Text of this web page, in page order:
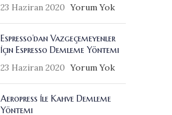
23 Haziran 2020 Yorum Yok
Espresso’dan Vazgeçemeyenler
İçin Espresso Demleme Yöntemi
23 Haziran 2020 Yorum Yok
Aeropress İle Kahve Demleme
Yöntemi